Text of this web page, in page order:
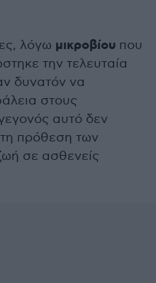
λόγω μικροβίου που
την τελευταία
δυνατόν να
στους
αυτό δεν
πρόθεση των
σε ασθενείς